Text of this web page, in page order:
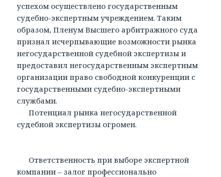
успехом осуществлено государственным
судебно-экспертным учреждением. Таким
образом, Пленум Высшего арбитражного суда
признал исчерпывающие возможности рынка
негосударственной судебной экспертизы и
предоставил негосударственным экспертным
организации право свободной конкуренции с
государственными судебно-экспертными
службами.
Потенциал рынка негосударственной
судебной экспертизы огромен.
Ответственность при выборе экспертной
компании – залог профессионально